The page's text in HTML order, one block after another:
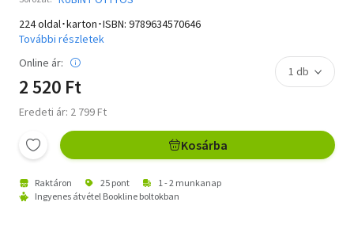
224 oldal･karton･ISBN: 9789634570646
További részletek
Online ár:
2 520 Ft
Eredeti ár: 2 799 Ft
Kosárba
Raktáron 25 pont
1 - 2 munkanap
Ingyenes átvétel Bookline boltokban